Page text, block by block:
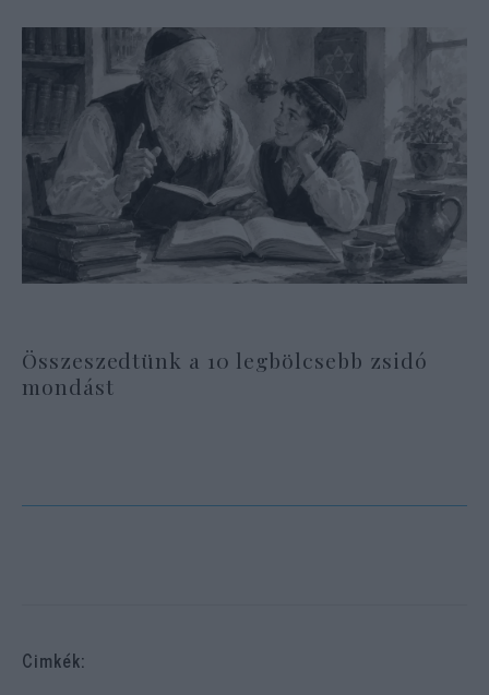
Összeszedtünk a 10 legbölcsebb zsidó
mondást
Cimkék: